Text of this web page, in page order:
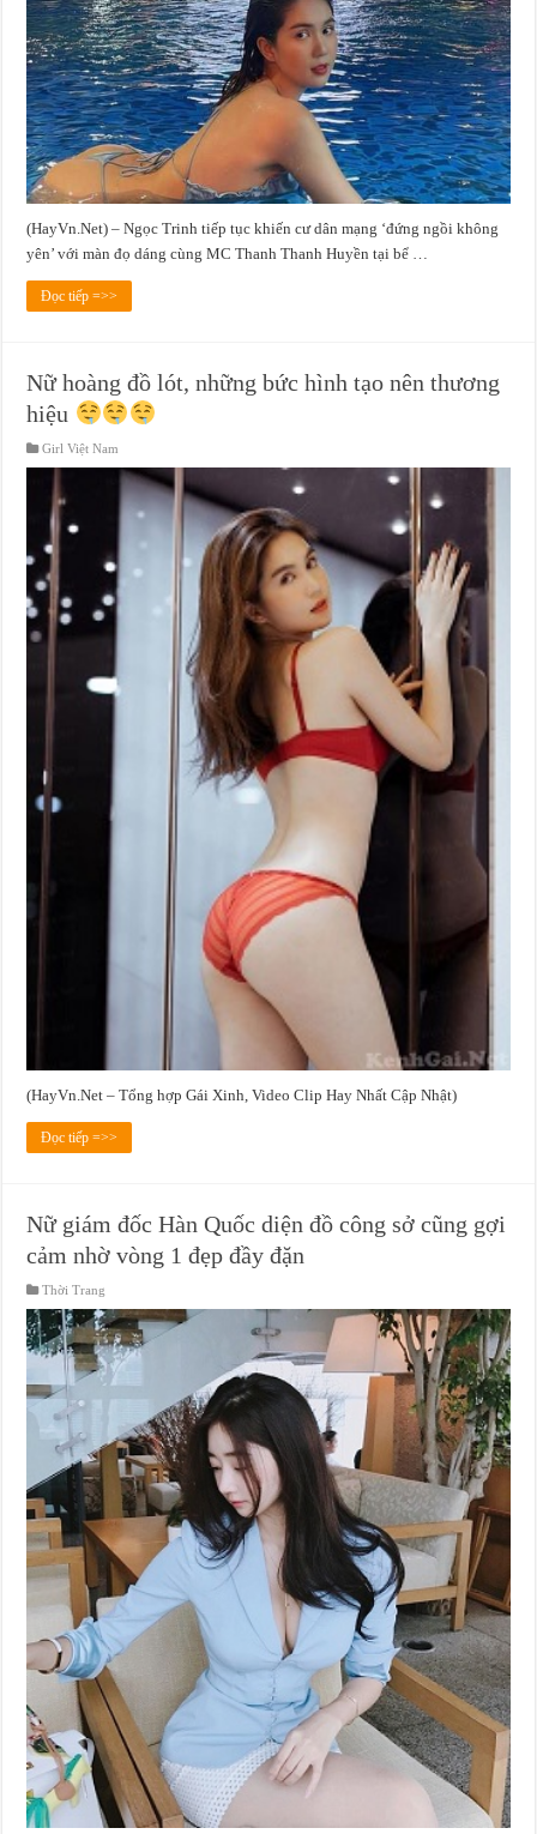
(HayVn.Net) – Ngọc Trinh tiếp tục khiến cư dân mạng ‘đứng ngồi không
yên’ với màn đọ dáng cùng MC Thanh Thanh Huyền tại bể …
Đọc tiếp =>>
Nữ hoàng đồ lót, những bức hình tạo nên thương
hiệu
Girl Việt Nam
(HayVn.Net – Tổng hợp Gái Xinh, Video Clip Hay Nhất Cập Nhật)
Đọc tiếp =>>
Nữ giám đốc Hàn Quốc diện đồ công sở cũng gợi
cảm nhờ vòng 1 đẹp đầy đặn
Thời Trang